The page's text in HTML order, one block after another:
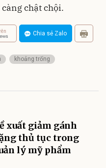
chật chội.
Chia sẻ Zalo
khoảng trống
xuất giảm gánh
thủ tục trong
lý mỹ phẩm